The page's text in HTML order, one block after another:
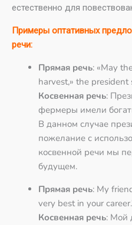
естественно для
Примеры оптативных
речи:
Прямая речь: «May
harvest,» the president
Косвенная речь:
фермеры имели
В данном случае
пожелание с
косвенной речи мы
будущем.
Прямая речь: My
very best in your
Косвенная речь: Мой